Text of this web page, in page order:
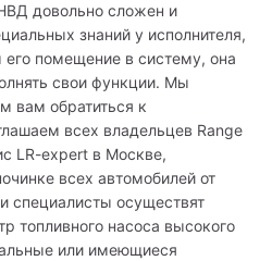
довольно сложен и
знаний у исполнителя,
помещение в систему, она
свои функции. Мы
вам обратиться к
всех владельцев Range
LR-expert в Москве,
всех автомобилей от
специалисты осуществят
топливного насоса высокого
или имеющиеся